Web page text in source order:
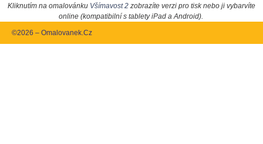
Kliknutím na omalovánku Všímavost 2 zobrazíte verzi pro tisk nebo ji vybarvíte
online (kompatibilní s tablety iPad a Android).
©2026 – Omalovanek.Cz